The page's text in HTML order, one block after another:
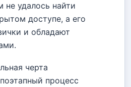
не удалось найти
доступе, а его
и обладают
черта
процесс